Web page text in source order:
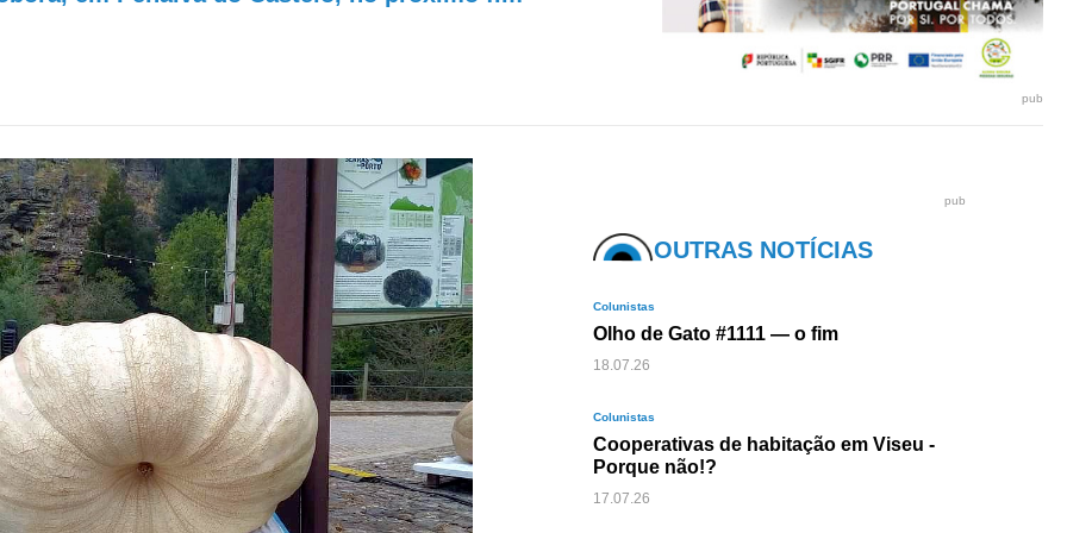
pub
pub
OUTRAS NOTÍCIAS
Colunistas
Olho de Gato #1111 — o fim
18.07.26
Colunistas
Cooperativas de habitação em Viseu -
Porque não!?
17.07.26